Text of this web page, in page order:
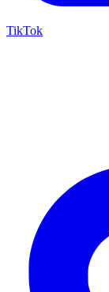
TikTok